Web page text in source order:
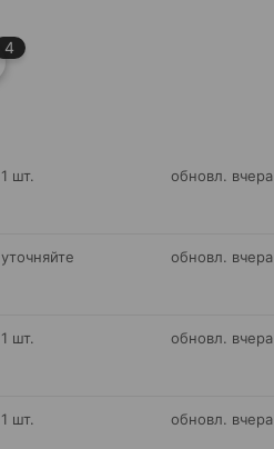
4
1 шт. обновл. вчера
уточняйте обновл. вчера
1 шт. обновл. вчера
1 шт. обновл. вчера